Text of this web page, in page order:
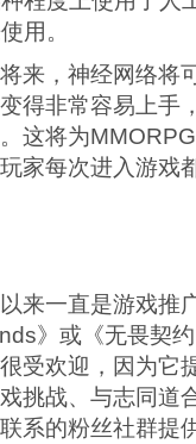
用。
来，神经网络将
得非常容易上手
这将为
家每次进入游戏
来一直是游戏推
》或《无畏契
受欢迎，因为它
挑战、与志同道
系的粉丝社群提